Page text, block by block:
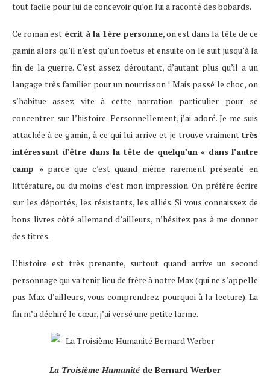
tout facile pour lui de concevoir qu’on lui a raconté des bobards.
Ce roman est écrit à la 1ère personne, on est dans la tête de ce
gamin alors qu’il n’est qu’un foetus et ensuite on le suit jusqu’à la
fin de la guerre. C’est assez déroutant, d’autant plus qu’il a un
langage très familier pour un nourrisson ! Mais passé le choc, on
s’habitue assez vite à cette narration particulier pour se
concentrer sur l’histoire. Personnellement, j’ai adoré. Je me suis
attachée à ce gamin, à ce qui lui arrive et je trouve vraiment très
intéressant d’être dans la tête de quelqu’un « dans l’autre
camp »parce que c’est quand même rarement présenté en
littérature, ou du moins c’est mon impression. On préfère écrire
sur les déportés, les résistants, les alliés. Si vous connaissez de
bons livres côté allemand d’ailleurs, n’hésitez pas à me donner
des titres.
L’histoire est très prenante, surtout quand arrive un second
personnage qui va tenir lieu de frère à notre Max (qui ne s’appelle
pas Max d’ailleurs, vous comprendrez pourquoi à la lecture). La
fin m’a déchiré le cœur, j’ai versé une petite larme.
La Troisième Humanité de Bernard Werber